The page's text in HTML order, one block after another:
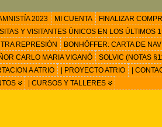
2023 MI CUENTA FINALIZAR
Y VISITANTES ÚNICOS EN LOS ÚLTIMOS
REPRESIÓN BONHÖFFER: CARTA DE
CARLO MARIA VIGANÒ SOLVIC (NOTAS
A ATRIO | PROYECTO ATRIO |
| CURSOS Y TALLERES